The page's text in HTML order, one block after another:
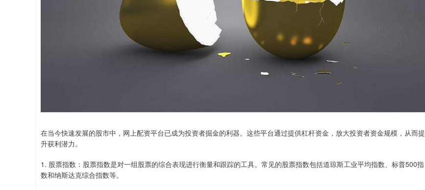
在当今快速发展的股市中，网上配资平台已成为投资者掘金的利器。这些平台通过提供杠杆资金，放大投资者资金规模，从而提
升获利潜力。
1. 股票指数：股票指数是对一组股票的综合表现进行衡量和跟踪的工具。常见的股票指数包括道琼斯工业平均指数、标普500指
数和纳斯达克综合指数等。